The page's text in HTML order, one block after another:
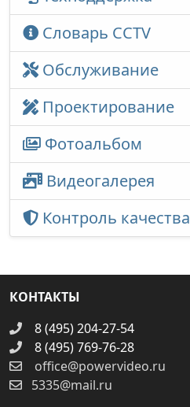
Словарь CCTV
Обслуживание
Проектирование
Фотоальбом
Видеогалерея
Контроль качества
КОНТАКТЫ
8 (495) 204-27-54
8 (495) 769-76-28
office@powervideo.ru
5335@mail.ru